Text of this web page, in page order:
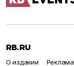
RB.RU
О издании Реклама